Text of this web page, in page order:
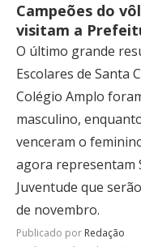
Campeões do
visitam a
O último grande
Escolares de Santa
Colégio Amplo
masculino,
venceram o
agora representam
Juventude que
de novembro.
Publicado por Redação